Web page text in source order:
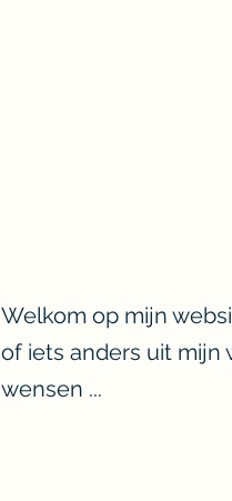
Welkom op mijn
of iets anders uit mijn
wensen ...